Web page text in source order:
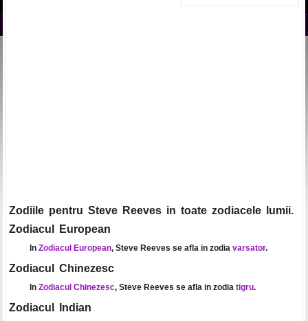
Zodiile pentru Steve Reeves in toate zodiacele lumii.
Zodiacul European
In Zodiacul European, Steve Reeves se afla in zodia varsator.
Zodiacul Chinezesc
In Zodiacul Chinezesc, Steve Reeves se afla in zodia tigru.
Zodiacul Indian